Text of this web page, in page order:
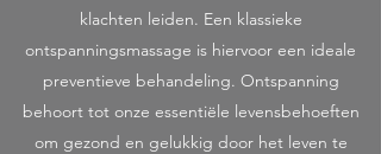
klachten leiden. Een klassieke
ontspanningsmassage is hiervoor een ideale
preventieve behandeling. Ontspanning
behoort tot onze essentiële levensbehoeften
om gezond en gelukkig door het leven te